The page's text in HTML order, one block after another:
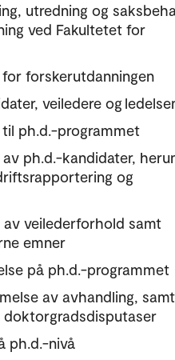
utredning og
ved Fakultetet for
forskerutdanningen
veiledere og
ph.d.-programmet
ph.d.-kandidater,
og
veilederforhold samt
emner
på ph.d.-programmet
av avhandling, samt
doktorgradsdisputaser
ph.d.-nivå